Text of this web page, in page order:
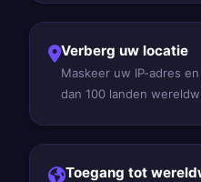
Verberg uw locatie
Maskeer uw IP-adres
dan 100 landen
Toegang tot